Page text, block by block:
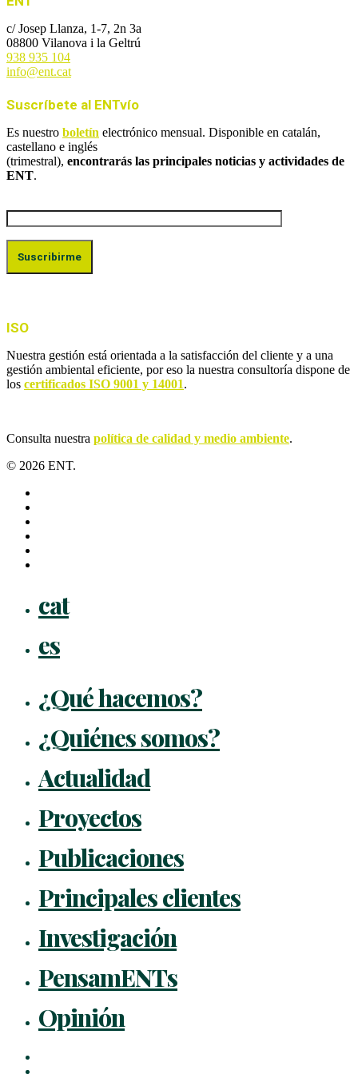
c/ Josep Llanza, 1-7, 2n 3a
08800 Vilanova i la Geltrú
938 935 104
info@ent.cat
Suscríbete al ENTvío
Es nuestro boletín electrónico mensual. Disponible en catalán,
castellano e inglés
(trimestral), encontrarás las principales noticias y actividades de
ENT.
ISO
Nuestra gestión está orientada a la satisfacción del cliente y a una
gestión ambiental eficiente, por eso la nuestra consultoría dispone de
los certificados ISO 9001 y 14001.
Consulta nuestra política de calidad y medio ambiente.
© 2026 ENT.
cat
es
¿Qué hacemos?
¿Quiénes somos?
Actualidad
Proyectos
Publicaciones
Principales clientes
Investigación
PensamENTs
Opinión